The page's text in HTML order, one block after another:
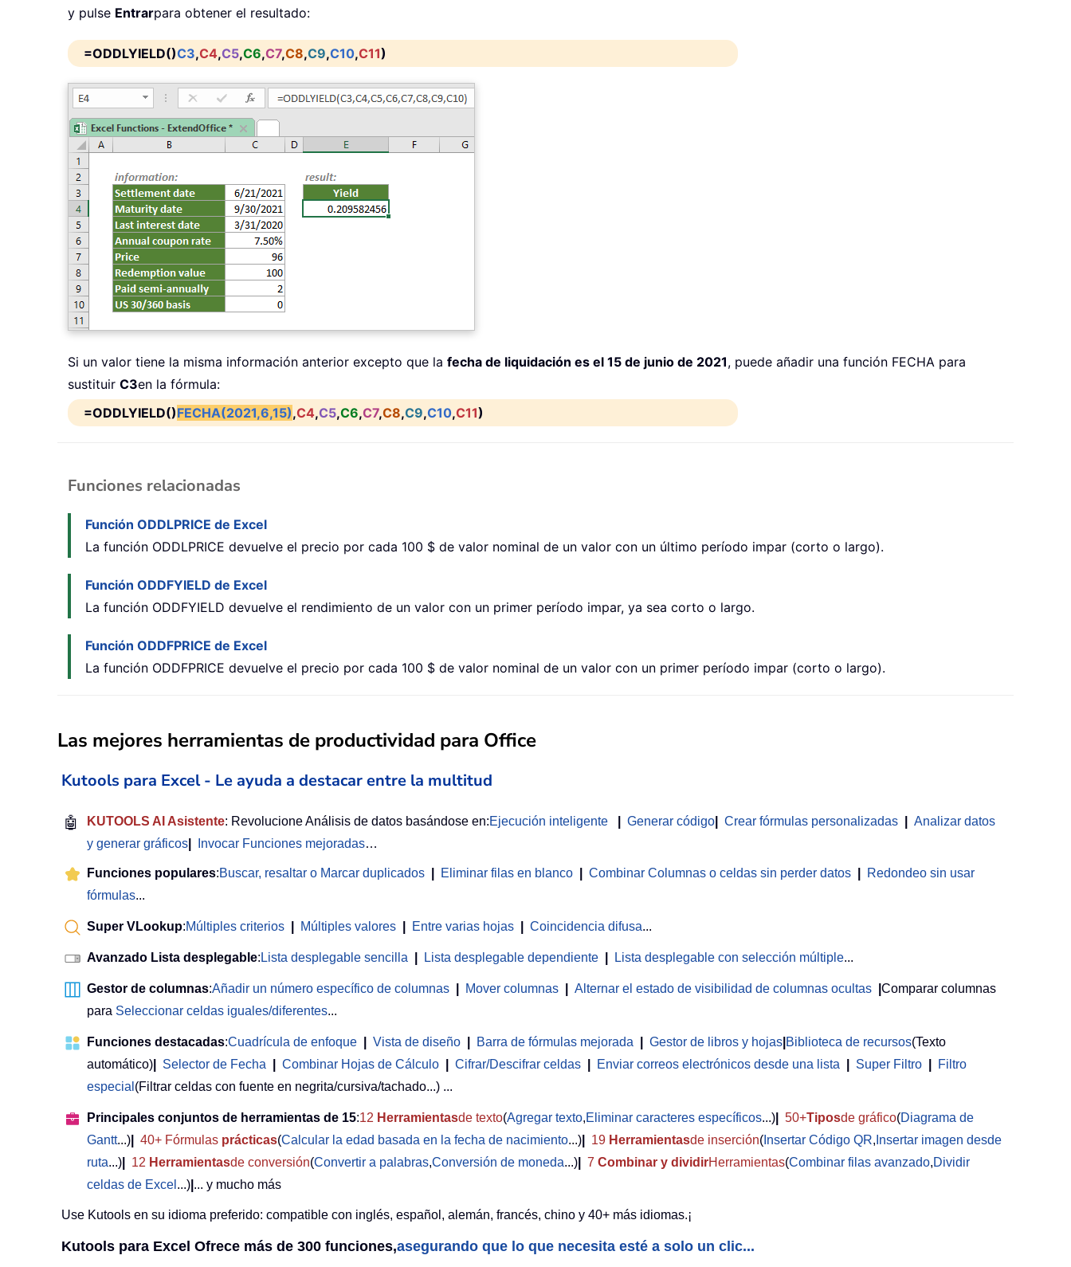
y pulse Entrarpara obtener el resultado:
=ODDLYIELD()C3,C4,C5,C6,C7,C8,C9,C10,C11)
Si un valor tiene la misma información anterior excepto que la fecha de liquidación es el 15 de junio de 2021, puede añadir una función FECHA para
sustituir C3en la fórmula:
=ODDLYIELD()FECHA(2021,6,15),C4,C5,C6,C7,C8,C9,C10,C11)
Funciones relacionadas
Función ODDLPRICE de Excel
La función ODDLPRICE devuelve el precio por cada 100 $ de valor nominal de un valor con un último período impar (corto o largo).
Función ODDFYIELD de Excel
La función ODDFYIELD devuelve el rendimiento de un valor con un primer período impar, ya sea corto o largo.
Función ODDFPRICE de Excel
La función ODDFPRICE devuelve el precio por cada 100 $ de valor nominal de un valor con un primer período impar (corto o largo).
Las mejores herramientas de productividad para Office
Kutools para Excel - Le ayuda a destacar entre la multitud
🤖 KUTOOLS AI Asistente: Revolucione Análisis de datos basándose en:Ejecución inteligente Generar código Crear fórmulas personalizadas
Analizar datos
y generar gráficos
Invocar Funciones mejoradas…
Funciones populares:Buscar, resaltar o Marcar duplicados Eliminar filas en blanco Combinar Columnas o celdas sin perder datos
Redondeo sin usar
fórmulas...
Super VLookup:Múltiples criterios Múltiples valores Entre varias hojas Coincidencia difusa...
Avanzado Lista desplegable: Lista desplegable sencilla Lista desplegable dependiente Lista desplegable con selección múltiple...
Gestor de columnas:Añadir un número específico de columnas Mover columnas Alternar el estado de visibilidad de columnas ocultas
Comparar columnas
para Seleccionar celdas iguales/diferentes...
Funciones destacadas:Cuadrícula de enfoque Vista de diseño Barra de fórmulas mejorada Gestor de libros y hojas Biblioteca de recursos(Texto
automático)
Selector de Fecha Combinar Hojas de Cálculo Cifrar/Descifrar celdas Enviar correos electrónicos desde una lista Super Filtro
Filtro
especial (Filtrar celdas con fuente en negrita/cursiva/tachado...) ...
Principales conjuntos de herramientas de 15:12 Herramientasde texto(Agregar texto,Eliminar caracteres específicos...) 50+Tiposde gráfico(Diagrama de
Gantt...) 40+ Fórmulas prácticas(Calcular la edad basada en la fecha de nacimiento...) 19 Herramientasde inserción( Insertar Código QR, Insertar imagen desde
ruta...) 12 Herramientasde conversión(Convertir a palabras,Conversión de moneda...) 7 Combinar y dividirHerramientas(Combinar filas avanzado,Dividir
celdas de Excel ...) ... y mucho más
Use Kutools en su idioma preferido: compatible con inglés, español, alemán, francés, chino y 40+ más idiomas.¡
Kutools para Excel Ofrece más de 300 funciones,asegurando que lo que necesita esté a solo un clic...